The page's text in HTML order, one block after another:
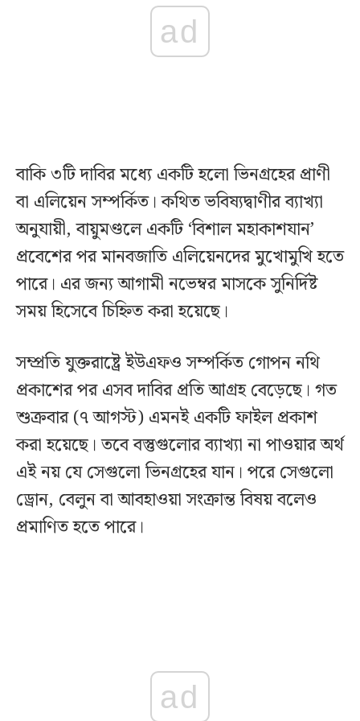
ad
বাকি ৩টি দাবির মধ্যে একটি হলো ভিনগ্রহের প্রাণী
বা এলিয়েন সম্পর্কিত। কথিত ভবিষ্যদ্বাণীর ব্যাখ্যা
অনুযায়ী, বায়ুমণ্ডলে একটি ‘বিশাল মহাকাশযান’
প্রবেশের পর মানবজাতি এলিয়েনদের মুখোমুখি হতে
পারে। এর জন্য আগামী নভেম্বর মাসকে সুনির্দিষ্ট
সময় হিসেবে চিহ্নিত করা হয়েছে।
সম্প্রতি যুক্তরাষ্ট্রে ইউএফও সম্পর্কিত গোপন নথি
প্রকাশের পর এসব দাবির প্রতি আগ্রহ বেড়েছে। গত
শুক্রবার (৭ আগস্ট) এমনই একটি ফাইল প্রকাশ
করা হয়েছে। তবে বস্তুগুলোর ব্যাখ্যা না পাওয়ার অর্থ
এই নয় যে সেগুলো ভিনগ্রহের যান। পরে সেগুলো
ড্রোন, বেলুন বা আবহাওয়া সংক্রান্ত বিষয় বলেও
প্রমাণিত হতে পারে।
ad